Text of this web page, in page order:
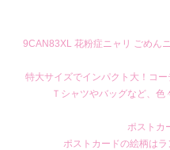
9CAN83XL 花粉症ニャリ ごめん
特大サイズでインパクト大！コ
Ｔシャツやバッグなど、
ポストカ
ポストカードの絵柄はラ